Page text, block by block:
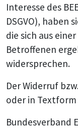
Interesse des
DSGVO), haben
die sich aus
Betroffenen
widersprechen.
Der Widerruf
oder in
Bundesverband